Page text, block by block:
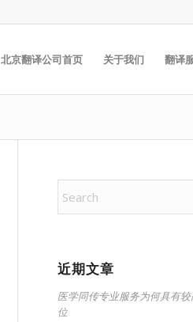
北京翻译公司首页 关于我们 翻译
近期文章
医学同传专业服务为何具有
位